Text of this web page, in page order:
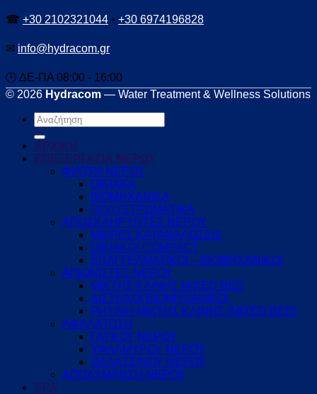
☎ +30 2102321044 • +30 6974196828
✉ info@hydracom.gr
🕒 ΔΕ-ΠΑ 08:00 - 16:00
© 2026 Hydracom — Water Treatment & Wellness Solutions
Αναζήτηση
για:
ΑΡΧΙΚΗ
ΕΠΕΞΕΡΓΑΣΙΑ ΝΕΡΟΥ
ΦΙΛΤΡΑ ΝΕΡΟΥ
ΟΙΚΙΑΚΑ
ΒΙΟΜΗΧΑΝΙΚΑ
ΠΟΛΥΣΤΡΩΜΑΤΙΚΑ
ΑΠΟΣΚΛΗΡΥΝΤΕΣ ΝΕΡΟΥ
ΜΙΚΡΕΣ ΚΑΤΑΝΑΛΩΣΕΙΣ
ΟΙΚΙΑΚΟΙ COMPACT
ΕΠΑΓΓΕΛΜΑΤΙΚΟΙ – ΒΙΟΜΗΧΑΝΙΚΟΙ
ΑΠΙΟΝΙΣΤΕΣ ΝΕΡΟΥ
ΜΙΚΤΗΣ ΚΛΙΝΗΣ MIXED BED
ΔΙΣΤΗΛΟΙ ΒΙΟΜΗΧΑΝΙΚΟΙ
ΡΗΤΙΝΗ ΜΙΚΤΗΣ ΚΛΙΝΗΣ (MIXED BED)
ΑΦΑΛΑΤΩΣΗ
ΓΛΥΚΟΥ ΝΕΡΟΥ
ΥΦΑΛΜΥΡΟΥ ΝΕΡΟΥ
ΘΑΛΑΣΣΙΝΟΥ ΝΕΡΟΥ
ΑΠΟΛΥΜΑΝΣΗ ΝΕΡΟΥ
SPA